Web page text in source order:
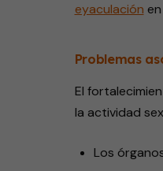
eyaculación
Problemas
El
la actividad
Los